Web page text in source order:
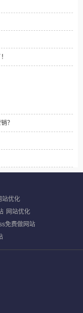
？
站优化
网站优化
免费做网站